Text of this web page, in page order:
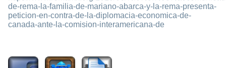
de-rema-la-familia-de-mariano-abarca-y-la-rema-presenta-
peticion-en-contra-de-la-diplomacia-economica-de-
canada-ante-la-comision-interamericana-de